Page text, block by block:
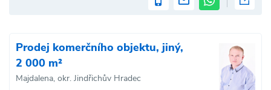
Prodej komerčního objektu, jiný,
2 000 m²
Majdalena, okr. Jindřichův Hradec